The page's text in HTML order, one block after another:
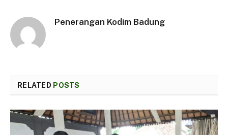
Penerangan Kodim Badung
RELATED POSTS